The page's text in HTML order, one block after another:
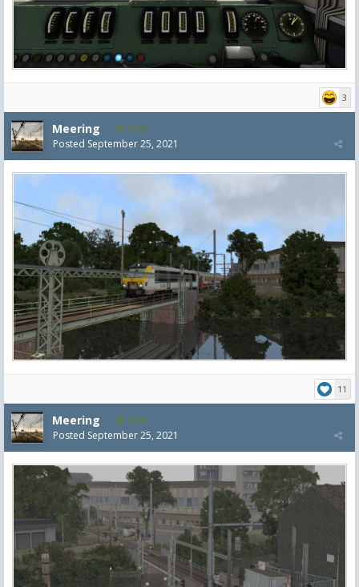
3
Meering 1,992
Posted September 25, 2021
11
Meering 1,992
Posted September 25, 2021